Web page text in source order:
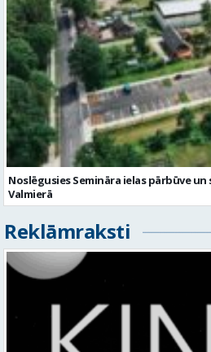
Noslēgusies Semināra ielas pārbūve
Valmierā
Reklāmraksti